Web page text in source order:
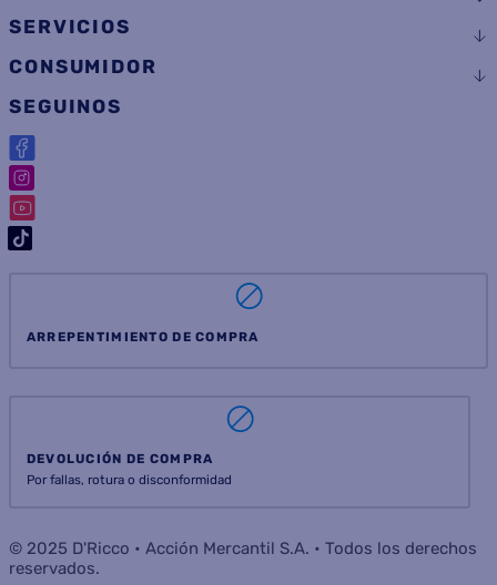
SERVICIOS
CONSUMIDOR
SEGUINOS
ARREPENTIMIENTO DE COMPRA
DEVOLUCIÓN DE COMPRA
Por fallas, rotura o disconformidad
© 2025 D'Ricco • Acción Mercantil S.A. • Todos los derechos
reservados.